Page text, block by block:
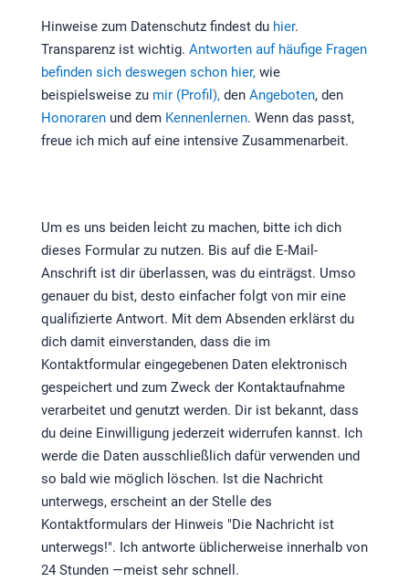
Hinweise zum Datenschutz findest du hier.
Transparenz ist wichtig. Antworten auf häufige Fragen
befinden sich deswegen schon hier,wie
beispielsweise zu mir (Profil),den Angeboten, den
Honorarenund dem Kennenlernen. Wenn das passt,
freue ich mich auf eine intensive Zusammenarbeit.
Um es uns beiden leicht zu machen, bitte ich dich
dieses Formular zu nutzen. Bis auf die E-Mail-
Anschrift ist dir überlassen, was du einträgst. Umso
genauer du bist, desto einfacher folgt von mir eine
qualifizierte Antwort. Mit dem Absenden erklärst du
dich damit einverstanden, dass die im
Kontaktformular eingegebenen Daten elektronisch
gespeichert und zum Zweck der Kontaktaufnahme
verarbeitet und genutzt werden. Dir ist bekannt, dass
du deine Einwilligung jederzeit widerrufen kannst. Ich
werde die Daten ausschließlich dafür verwenden und
so bald wie möglich löschen. Ist die Nachricht
unterwegs, erscheint an der Stelle des
Kontaktformulars der Hinweis "Die Nachricht ist
unterwegs!". Ich antworte üblicherweise innerhalb von
24 Stunden —meist sehr schnell.